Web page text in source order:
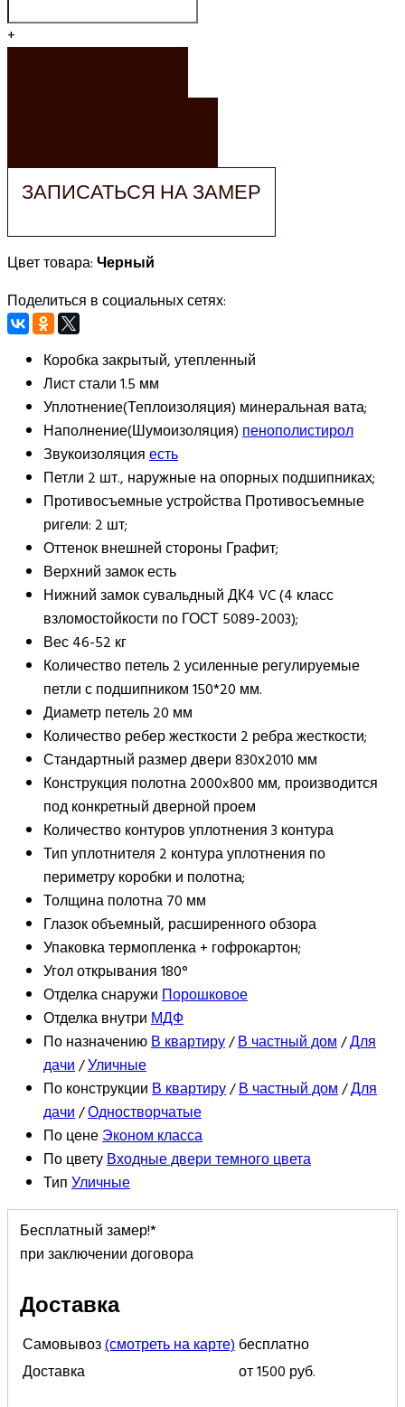
+
ЗАПИСАТЬСЯ НА ЗАМЕР
Цвет товара:Черный
Поделиться в социальных сетях:
Коробказакрытый, утепленный
Лист стали1.5 мм
Уплотнение(Теплоизоляция) минеральная вата;
Наполнение(Шумоизоляция)пенополистирол
Звукоизоляцияесть
Петли 2 шт., наружные на опорных подшипниках;
Противосъемные устройстваПротивосъемные
ригели: 2 шт;
Оттенок внешней стороны Графит;
Верхний замокесть
Нижний замоксувальдный ДК4 VC (4 класс
взломостойкости по ГОСТ 5089-2003);
Вес46-52 кг
Количество петель2 усиленные регулируемые
петли с подшипником 150*20 мм.
Диаметр петель20 мм
Количество ребер жесткости 2 ребра жесткости;
Стандартный размер двери830х2010 мм
Конструкция полотна2000x800 мм, производится
под конкретный дверной проем
Количество контуров уплотнения3 контура
Тип уплотнителя 2 контура уплотнения по
периметру коробки и полотна;
Толщина полотна70 мм
Глазокобъемный, расширенного обзора
Упаковкатермопленка + гофрокартон;
Угол открывания180°
Отделка снаружиПорошковое
Отделка внутриМДФ
По назначениюВ квартиру/В частный дом/Для
дачи/Уличные
По конструкцииВ квартиру/В частный дом/Для
дачи/Одностворчатые
По ценеЭконом класса
По цветуВходные двери темного цвета
ТипУличные
Бесплатный замер!*
при заключении договора
Доставка
Самовывоз(смотреть на карте)бесплатно
Доставка
от 1500 руб.